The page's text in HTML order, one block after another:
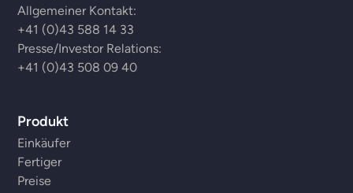
Allgemeiner Kontakt:
+41 (0)43 588 14 33
Presse/Investor Relations:
+41 (0)43 508 09 40
Produkt
Einkäufer
Fertiger
Preise